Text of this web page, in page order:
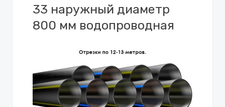
33 наружный диаметр
800 мм водопроводная